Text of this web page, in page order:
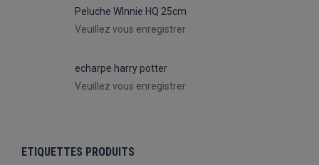
Peluche WInnie HQ 25cm
Veuillez vous enregistrer
echarpe harry potter
Veuillez vous enregistrer
ETIQUETTES PRODUITS